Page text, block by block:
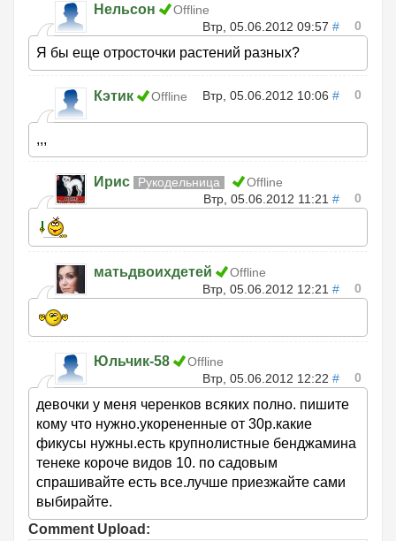
Нельсон
Offline
Втр, 05.06.2012 09:57 # 0
Я бы еще отросточки растений разных?
Кэтик Offline Втр, 05.06.2012 10:06 # 0
,,,
Ирис Рукодельница
Offline
Втр, 05.06.2012 11:21 # 0
матьдвоихдетей
Offline
Втр, 05.06.2012 12:21 # 0
Юльчик-58
Offline
Втр, 05.06.2012 12:22 # 0
девочки у меня черенков всяких полно. пишите
кому что нужно.укорененные от 30р.какие
фикусы нужны.есть крупнолистные бенджамина
тенеке короче видов 10. по садовым
спрашивайте есть все.лучше приезжайте сами
выбирайте.
Comment Upload: